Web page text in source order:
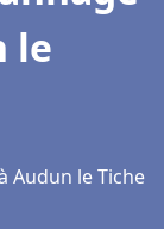
le
Audun le Tiche